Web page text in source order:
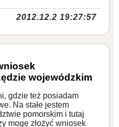
2012.12.2 19:27:57
wojewódzkim
gdzie też posiadam
Na stałe jestem
pomorskim i tutaj
mogę złożyć wniosek